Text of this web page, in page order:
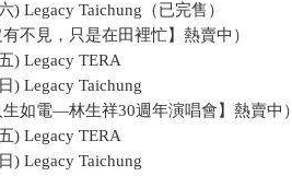
) Legacy Taichung（已完售）
不見，只是在田裡忙】熱賣中）
) Legacy TERA
) Legacy Taichung
如電—林生祥30週年演唱會】熱賣中）
) Legacy TERA
) Legacy Taichung